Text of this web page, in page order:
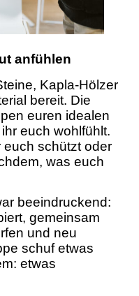
anfühlen
Kapla-Hölzer
bereit. Die
euren idealen
euch wohlfühlt.
schützt oder
was euch
beeindruckend:
gemeinsam
und neu
schuf etwas
etwas